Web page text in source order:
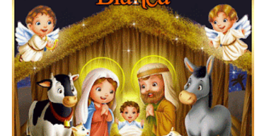
Feliz Navidad y próspero Año Nuevo Gladis